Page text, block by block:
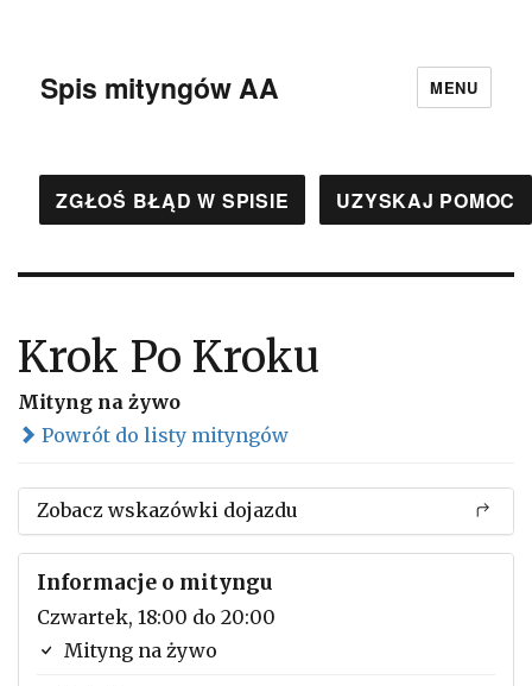
Spis mityngów AA MENU
ZGŁOŚ BŁĄD W SPISIE UZYSKAJ POMOC
Krok Po Kroku
Mityng na żywo
Powrót do listy mityngów
Zobacz wskazówki dojazdu
Informacje o mityngu
Czwartek, 18:00 do 20:00
Mityng na żywo